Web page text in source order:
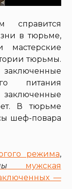
справится
в тюрьме,
мастерские
тюрьмы.
питания
В тюрьме
шеф-повара
режима,
мужская
—